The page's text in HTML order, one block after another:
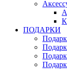
ПОДАРКИ